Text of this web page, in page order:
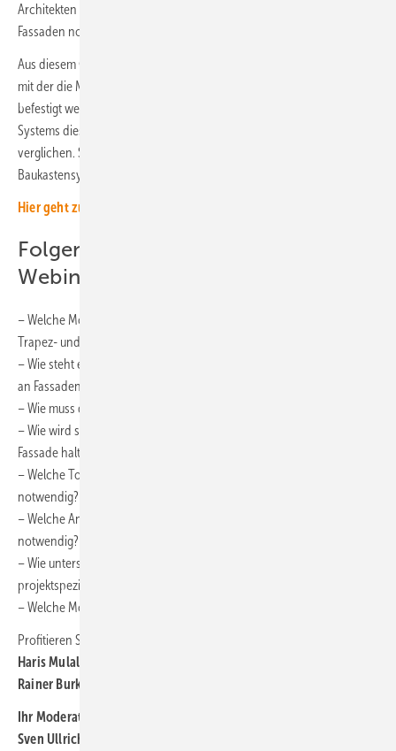
Architekten bereits zum Alltag gehört, gibt es bei der Anbindung an
Fassaden noch kaum Systemlösungen.
Aus diesem Grund hat K2 Systems eine Unterkonstruktion entwickelt,
mit der die Module auf zwei verschiedene Arten an solchen Fassaden
befestigt werden können. Im Webinar haben die Experten von K2
Systems diese beiden Möglichkeiten vorgestellt und miteinander
verglichen. Sie zeigen dabei auch die Vorteile des skalierbaren
Baukastensystems und die Montage der Systeme im Detail.
Hier geht zur kostenlosen Aufzeichung des Webinars.
Folgende Fragen wurden im
Webinar behandelt:
– Welche Möglichkeiten gibt es für die Montage an Fassaden mit
Trapez- und Wellblechhaut?
– Wie steht es um die Zulassung der Bauteile für die hohen Ansprüche
an Fassaden?
– Wie muss das Montagesystem ausgelegt werden?
– Wie wird sichergestellt, dass die Module über viele Jahre an der
Fassade halten?
– Welche Toleranzen sind für die thermischen Trennungen
notwendig?
– Welche Anforderungen und Schritte sind bei Planung der Montage
notwendig?
– Wie unterstützt K2 Systems bei der Planung und was steht auf der
projektspezifischen Checkliste?
– Welche Module können an der Fassade verwendet werden?
Profitieren Sie vom Fachwissen unserer Experten:
Haris Mulalic
Rainer Burkhardt
Ihr Moderator:
Sven Ullrich